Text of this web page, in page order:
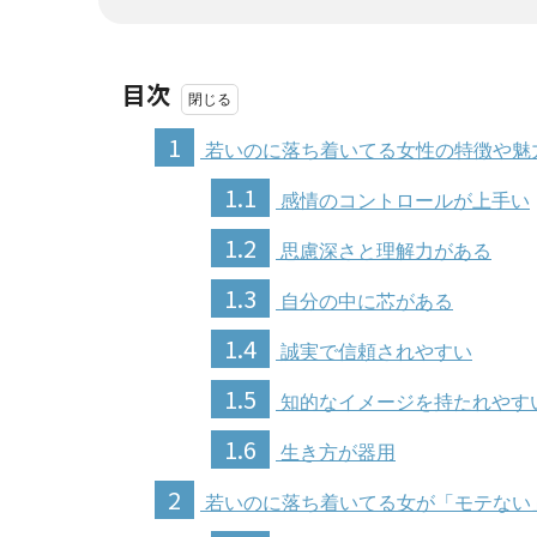
目次
1
若いのに落ち着いてる女性の特徴や魅
1.1 感情のコントロールが上手い
1.2 思慮深さと理解力がある
1.3 自分の中に芯がある
1.4 誠実で信頼されやすい
1.5 知的なイメージを持たれやす
1.6 生き方が器用
2 若いのに落ち着いてる女が「モテない